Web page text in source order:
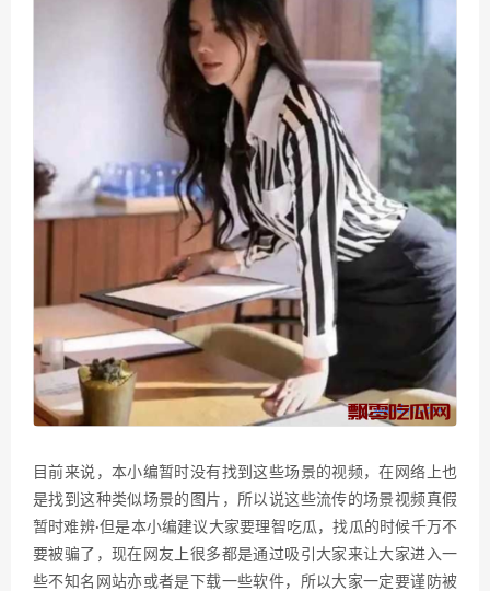
目前来说，本小编暂时没有找到这些场景的视频，在网络上也
是找到这种类似场景的图片，所以说这些流传的场景视频真假
暂时难辨·但是本小编建议大家要理智吃瓜，找瓜的时候千万不
要被骗了，现在网友上很多都是通过吸引大家来让大家进入一
些不知名网站亦或者是下载一些软件，所以大家一定要谨防被